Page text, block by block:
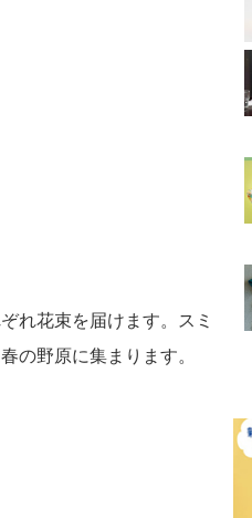
れ花束を届けます。スミ
の野原に集まります。